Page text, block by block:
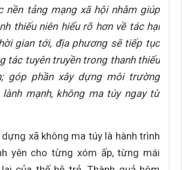
nền tảng mạng xã hội nhằm giúp
thiếu niên hiểu rõ hơn về tác hại
gian tới, địa phương sẽ tiếp tục
tác tuyên truyền trong thanh thiếu
góp phần xây dựng môi trường
lành mạnh, không ma túy ngay từ
dựng xã không ma túy là hành trình
yên cho từng xóm ấp, từng mái